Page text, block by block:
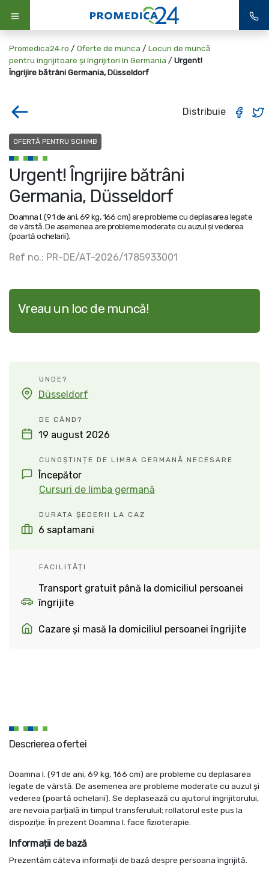
Promedica24.ro / Oferte de munca / Locuri de muncă
pentru îngrijitoare și îngrijitori în Germania / Urgent!
Îngrijire bătrâni Germania, Düsseldorf
Distribuie
OFERTĂ PENTRU SCHIMB
Urgent! Îngrijire bătrâni
Germania, Düsseldorf
Doamna I. (91 de ani, 69 kg, 166 cm) are probleme cu deplasarea legate
de vârstă. De asemenea are probleme moderate cu auzul și vederea
(poartă ochelarii).
Ref no.: PR-DE/AT-2026/1785933001
Vreau un loc de muncă!
UNDE?
Düsseldorf
DE CÂND?
19 august 2026
CUNOȘTINȚE DE LIMBA GERMANĂ NECESARE
Începător
Cursuri de limba germană
DURATA ȘEDERII LA CAZ
6 saptamani
FACILITĂȚI
Transport gratuit până la domiciliul persoanei
îngrijite
Cazare și masă la domiciliul persoanei îngrijite
Descrierea ofertei
Doamna I. (91 de ani, 69 kg, 166 cm) are probleme cu deplasarea
legate de vârstă. De asemenea are probleme moderate cu auzul și
vederea (poartă ochelarii). Se deplasează cu ajutorul îngrijitorului,
are nevoia parțială în timpul transferuluil; rollatorul este pus la
dispoziție. În prezent Doamna I. face fizioterapie.
Informații de bază
Prezentăm câteva informații de bază despre persoana îngrijită.